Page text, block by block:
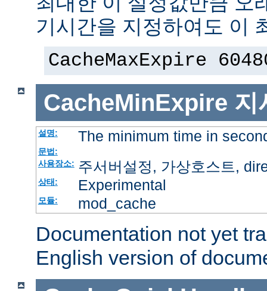
기시간을 지정하여도 이
CacheMaxExpire
CacheMinExpire 지
설명: The minimum time in
문법:
사용장소: 주서버설정, 가상호스트,
상태: Experimental
모듈: mod_cache
Documentation not yet
English version of